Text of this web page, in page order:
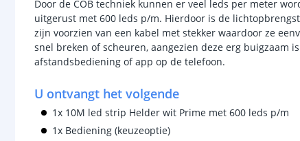
Door de COB techniek kunnen er veel leds per meter
uitgerust met 600 leds p/m. Hierdoor is de
zijn voorzien van een kabel met stekker waardoor ze
snel breken of scheuren, aangezien deze erg buigzaam
afstandsbediening of app op de telefoon.
U ontvangt het volgende
1x 10M led strip Helder wit Prime met 600 leds p/m
1x Bediening (keuzeoptie)